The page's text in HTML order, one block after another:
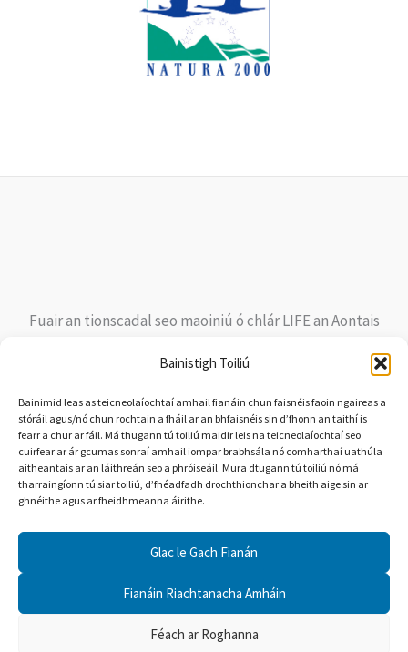
Bainistigh Toiliú
Bainimid leas as teicneolaíochtaí amhail fianáin chun faisnéis faoin ngaireas a
stóráil agus/nó chun rochtain a fháil ar an bhfaisnéis sin d’fhonn an taithí is
fearr a chur ar fáil. Má thugann tú toiliú maidir leis na teicneolaíochtaí seo
cuirfear ar ár gcumas sonraí amhail iompar brabhsála nó comharthaí uathúla
aitheantais ar an láithreán seo a phróiseáil. Mura dtugann tú toiliú nó má
tharraingíonn tú siar toiliú, d’fhéadfadh drochthionchar a bheith aige sin ar
ghnéithe agus ar fheidhmeanna áirithe.
Glac le Gach Fianán
Fianáin Riachtanacha Amháin
Féach ar Roghanna
Fuair an tionscadal seo maoiniú ó chlár LIFE an Aontais
NAT/IE/000263 LIFE ar Mhachaire. Ní léiríonn ábhar an tsuímh
ghréasáin seo ach dearcadh an údair. Níl an Ghníomhaireacht
Feidhmiúcháin um Fhiontair Bheaga agus Mheánmhéide
(EASME) ná an Coimisiún Eorpach freagrach as aon úsáid a
d’fhéadfaí a bhaint as an bhfaisnéis atá ann.
© 2026 LIFE ar Mhacaire |Polasaí Príobháideachais|Polasaí
|Bainistigh Toiliú maidir le Fianáin